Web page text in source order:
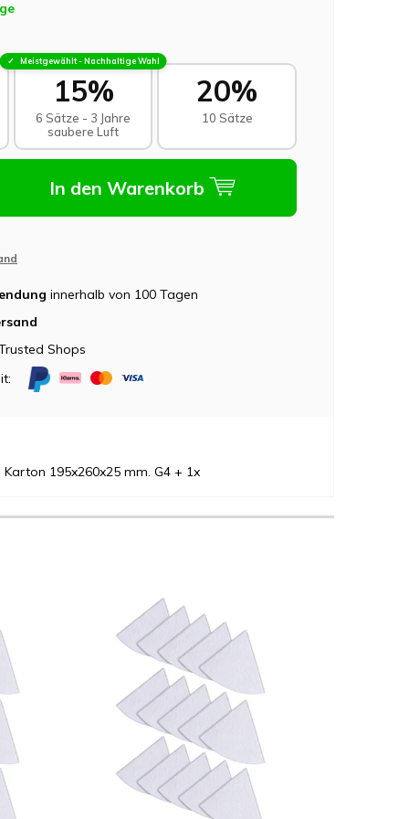
Meistgewählt - Nachhaltige Wahl
15%
6 Sätze - 3 Jahre
saubere Luft
20%
10 Sätze
In den Warenkorb
innerhalb von 100 Tagen
Shops
195x260x25 mm. G4 + 1x